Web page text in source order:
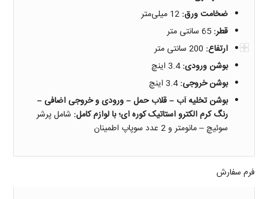
ضخامت ورق: 12 میلی‌متر
قطر: 65 سانتی متر
ارتفاع:
بوشن ورودی:3.4 اینچ
بوشن خروجی:3.4 اینچ
بوشن تخلیه آب – قلاب حمل – ورودی و خروجی اضافی –
رنگ کرم الکترو استاتیک کوره ای؛ با لوازم کامل: شامل پرشر
سوئیچ – مانومتر و 2 عدد سوپاپ اطمینان
فرم سفارش